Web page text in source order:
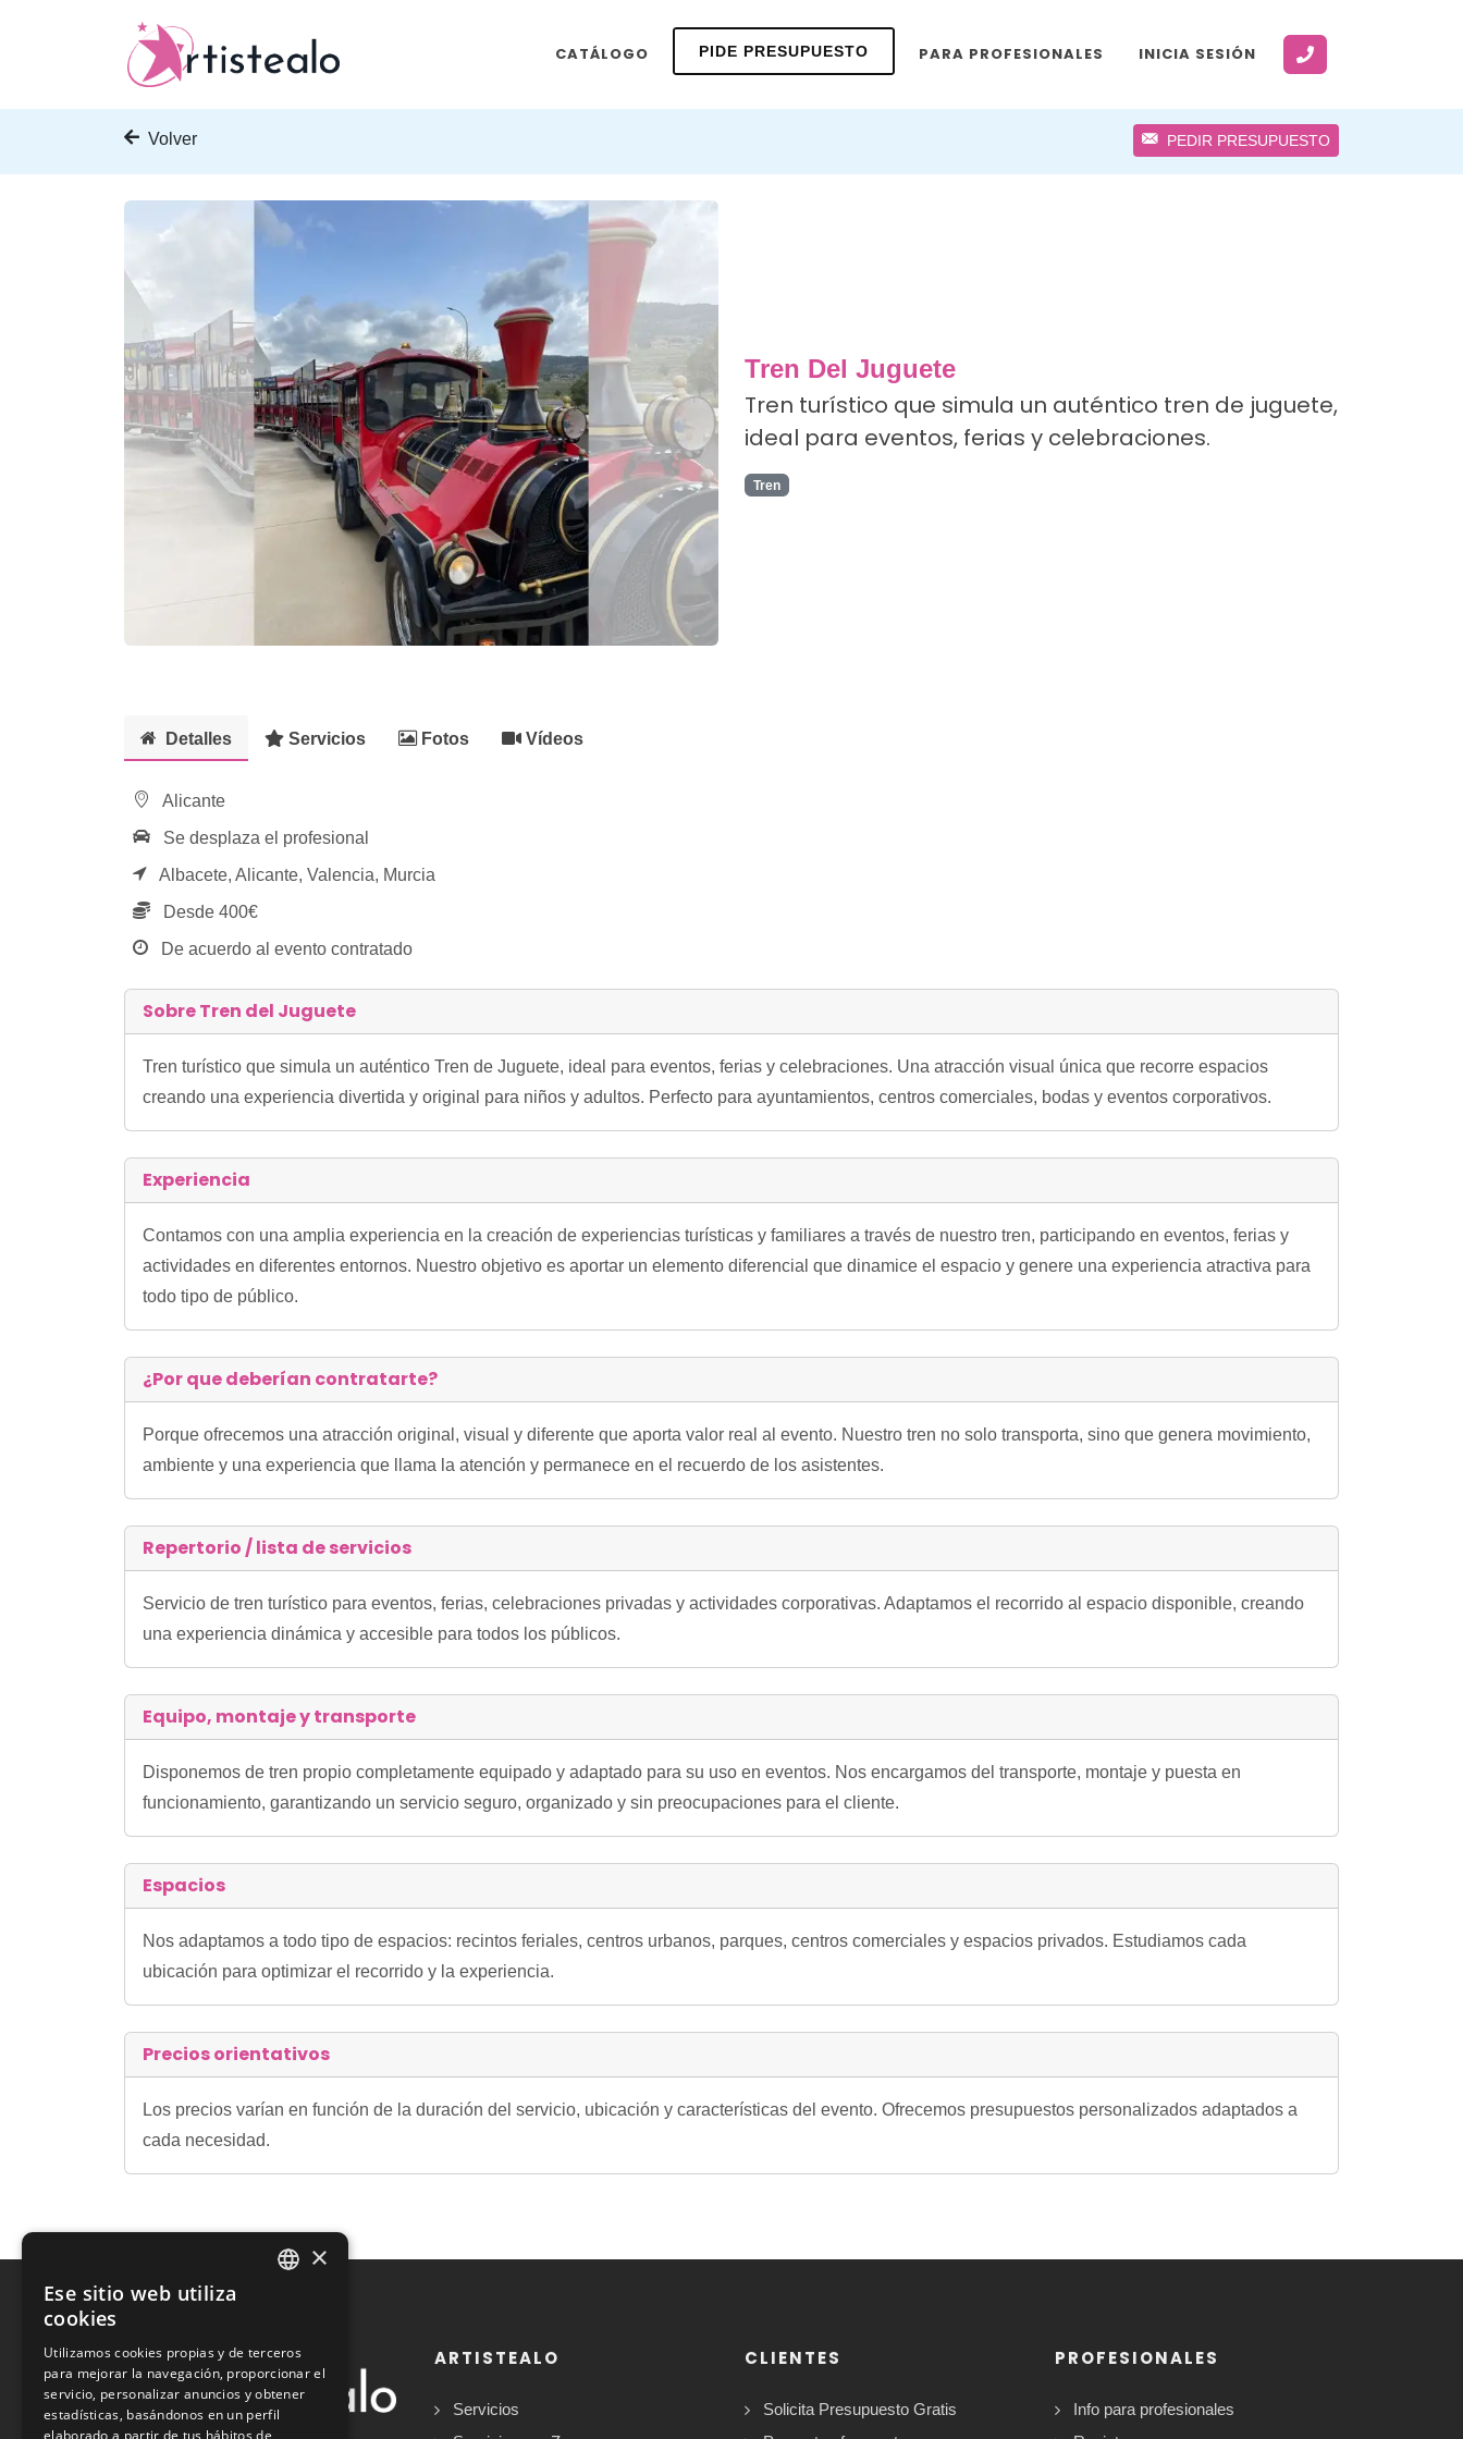
CATÁLOGO PIDE PRESUPUESTO PARA PROFESIONALES INICIA SESIÓN
Volver PEDIR PRESUPUESTO
Tren Del Juguete
Tren turístico que simula un auténtico tren de juguete,
ideal para eventos, ferias y celebraciones.
Tren
Detalles Servicios Fotos Vídeos
Alicante
Se desplaza el profesional
Albacete, Alicante, Valencia, Murcia
Desde 400€
De acuerdo al evento contratado
Sobre Tren del Juguete
Tren turístico que simula un auténtico Tren de Juguete, ideal para eventos, ferias y celebraciones. Una atracción visual única que recorre espacios
creando una experiencia divertida y original para niños y adultos. Perfecto para ayuntamientos, centros comerciales, bodas y eventos corporativos.
Experiencia
Contamos con una amplia experiencia en la creación de experiencias turísticas y familiares a través de nuestro tren, participando en eventos, ferias y
actividades en diferentes entornos. Nuestro objetivo es aportar un elemento diferencial que dinamice el espacio y genere una experiencia atractiva para
todo tipo de público.
¿Por que deberían contratarte?
Porque ofrecemos una atracción original, visual y diferente que aporta valor real al evento. Nuestro tren no solo transporta, sino que genera movimiento,
ambiente y una experiencia que llama la atención y permanece en el recuerdo de los asistentes.
Repertorio / lista de servicios
Servicio de tren turístico para eventos, ferias, celebraciones privadas y actividades corporativas. Adaptamos el recorrido al espacio disponible, creando
una experiencia dinámica y accesible para todos los públicos.
Equipo, montaje y transporte
Disponemos de tren propio completamente equipado y adaptado para su uso en eventos. Nos encargamos del transporte, montaje y puesta en
funcionamiento, garantizando un servicio seguro, organizado y sin preocupaciones para el cliente.
Espacios
Nos adaptamos a todo tipo de espacios: recintos feriales, centros urbanos, parques, centros comerciales y espacios privados. Estudiamos cada
ubicación para optimizar el recorrido y la experiencia.
Precios orientativos
Los precios varían en función de la duración del servicio, ubicación y características del evento. Ofrecemos presupuestos personalizados adaptados a
cada necesidad.
ARTISTEALO
Servicios
CLIENTES
Solicita Presupuesto Gratis
PROFESIONALES
Info para profesionales
×
Ese sitio web utiliza
cookies
Utilizamos cookies propias y de terceros
para mejorar la navegación, proporcionar el
servicio, personalizar anuncios y obtener
estadísticas, basándonos en un perfil
elaborado a partir de tus hábitos de